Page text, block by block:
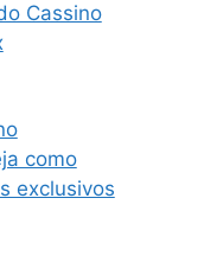
Cassino
como
exclusivos